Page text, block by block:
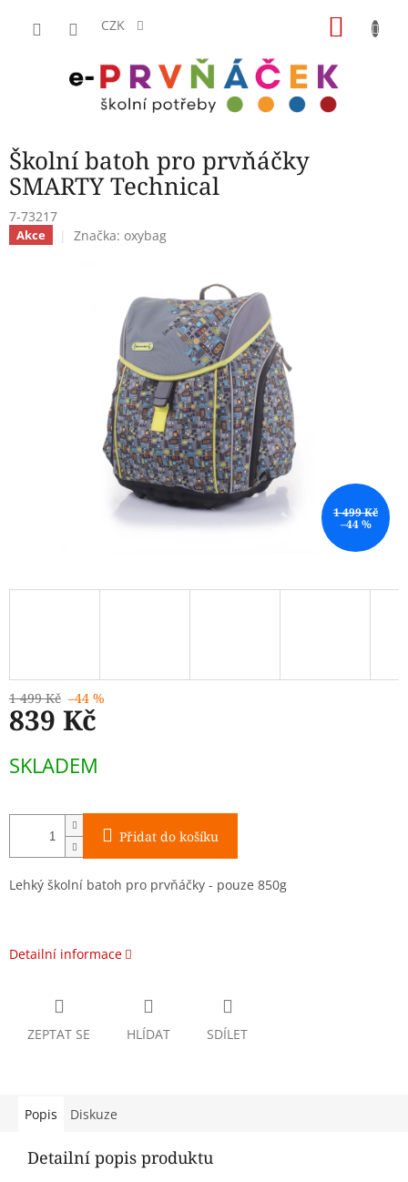
CZK
Školní batoh pro prvňáčky
SMARTY Technical
7-73217
Akce Značka: oxybag
1 499 Kč
–44 %
1 499 Kč –44 %
839 Kč
cena:
SKLADEM
Přidat do košíku
Lehký školní batoh pro prvňáčky - pouze 850g
Detailní informace
ZEPTAT SE HLÍDAT SDÍLET
Popis Diskuze
Detailní popis produktu